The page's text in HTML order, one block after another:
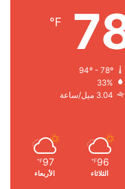
℉
94º - 78º
33%
3.04 ميل/ساعة
96
℉
الثلاثاء
97
℉
الأربعاء